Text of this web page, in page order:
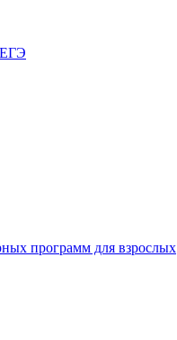
ЕГЭ
программ для взрослых